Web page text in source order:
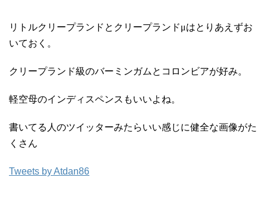
リトルクリープランドとクリープランドμはとりあえずお
いておく。
クリープランド級のバーミンガムとコロンビアが好み。
軽空母のインディスペンスもいいよね。
書いてる人のツイッターみたらいい感じに健全な画像がた
くさん
Tweets by Atdan86